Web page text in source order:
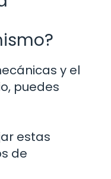
y el
puedes
estas
de